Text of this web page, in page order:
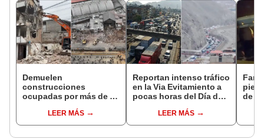
Demuelen
construcciones
ocupadas por más de 20
Central para ampliar
avenida Nicolás Ayllón
LEER MÁS
Reportan intenso tráfico
en la Via Evitamiento a
pocas horas del Día de
Carretera Central
LEER MÁS
pie
de